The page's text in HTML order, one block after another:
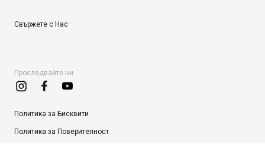
Свържете с Нас
Проследвайте ни
Политика за Бисквити
Политика за Поверителност